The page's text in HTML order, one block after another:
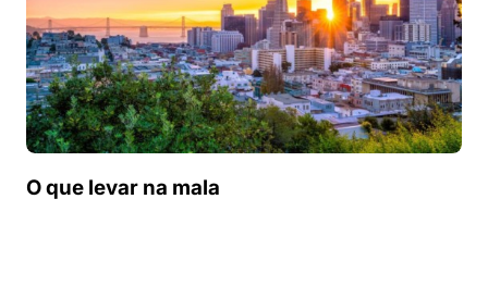
O que levar na mala